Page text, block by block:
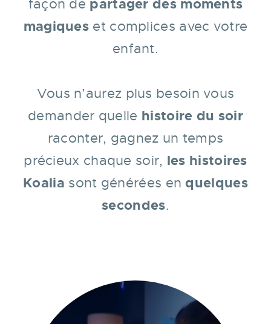
façon de partager des moments
magiques et complices avec votre
enfant.
Vous n’aurez plus besoin vous
demander quelle histoire du soir
raconter, gagnez un temps
précieux chaque soir, les histoires
Koalia sont générées en quelques
secondes.